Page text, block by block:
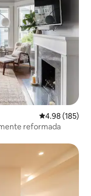
Calificación
4.98 (185)
reformada